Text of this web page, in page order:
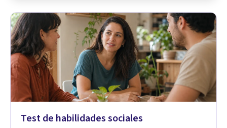
Test de habilidades sociales